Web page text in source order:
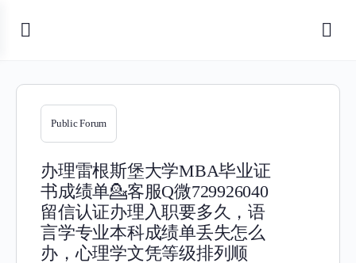
Public Forum
办理雷根斯堡大学MBA毕业证
书成绩单💁客服Q微729926040
留信认证办理入职要多久，语
言学专业本科成绩单丢失怎么
办，心理学文凭等级排列顺